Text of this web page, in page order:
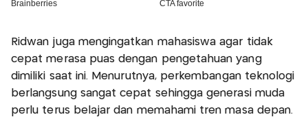
Ridwan juga mengingatkan mahasiswa agar tidak
cepat merasa puas dengan pengetahuan yang
dimiliki saat ini. Menurutnya, perkembangan teknologi
berlangsung sangat cepat sehingga generasi muda
perlu terus belajar dan memahami tren masa depan.